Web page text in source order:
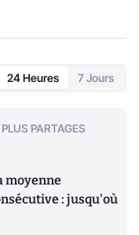
et
24 Heures 7 Jours
PLUS PARTAGES
moyenne
: jusqu'où